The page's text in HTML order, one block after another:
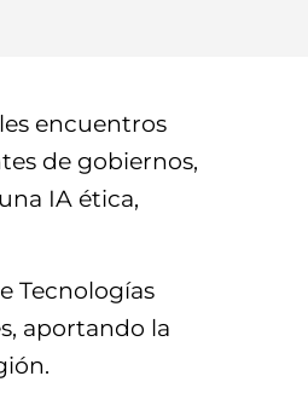
encuentros
de gobiernos,
IA ética,
Tecnologías
aportando la